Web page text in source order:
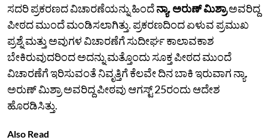
ಸದರಿ ಪ್ರಕರಣದ ವಿಚಾರಣೆಯನ್ನು ಹಿಂದೆನ್ಯಾ. ಅರುಣ್ ಮಿಶ್ರಾಅವರಿದ್ದ
ಪೀಠದ ಮುಂದೆ ಮಂಡಿಸಲಾಗಿತ್ತು. ಪ್ರಕರಣದಿಂದ ಏಳುವ ಪ್ರಮುಖ
ಪ್ರಶ್ನೆ ಮತ್ತು ಅವುಗಳ ವಿಚಾರಣೆಗೆ ಸುದೀರ್ಘ ಕಾಲಾವಕಾಶ
ಬೇಕಿರುವುದರಿಂದ ಅದನ್ನು ಮತ್ತೊಂದು ಸೂಕ್ತ ಪೀಠದ ಮುಂದೆ
ವಿಚಾರಣೆಗೆ ಇರಿಸುವಂತೆ ನಿವೃತ್ತಿಗೆ ಕೆಲವೇ ದಿನ ಬಾಕಿ ಇರುವಾಗ ನ್ಯಾ.
ಅರುಣ್ ಮಿಶ್ರಾ ಅವರಿದ್ದ ಪೀಠವು ಆಗಸ್ಟ್ 25ರಂದು ಆದೇಶ
ಹೊರಡಿಸಿತ್ತು.
Also Read